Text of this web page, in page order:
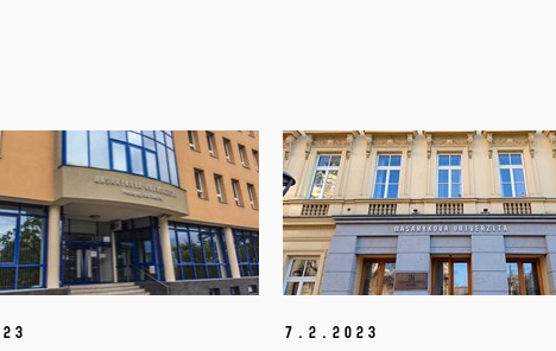
7. 2. 2023